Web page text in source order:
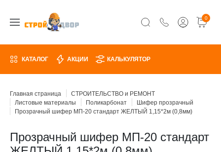
0
КАТАЛОГ АКЦИИ КАЛЬКУЛЯТОР
Главная страница
СТРОИТЕЛЬСТВО и РЕМОНТ
Листовые материалы
Поликарбонат
Шифер прозрачный
Прозрачный шифер МП-20 стандарт ЖЕЛТЫЙ 1,15*2м (0,8мм)
Прозрачный шифер МП-20 стандарт